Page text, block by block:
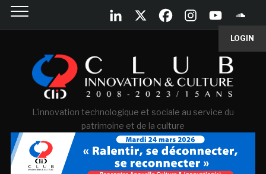
LOGIN
L'innovation technologique et sociale au service du
patrimoine et de la culture